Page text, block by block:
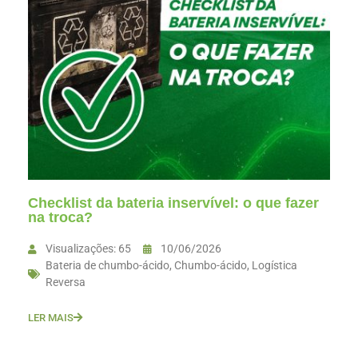
Checklist da bateria inservível: o que fazer
na troca?
Visualizações: 65
10/06/2026
Bateria de chumbo-ácido, Chumbo-ácido, Logística
Reversa
LER MAIS